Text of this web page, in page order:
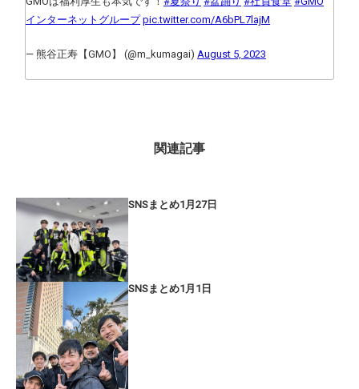
インターネットグループ pic.twitter.com/A6bPL7lajM
— 熊谷正寿【GMO】 (@m_kumagai) August 5, 2023
関連記事
SNSまとめ1月27日
SNSまとめ1月1日